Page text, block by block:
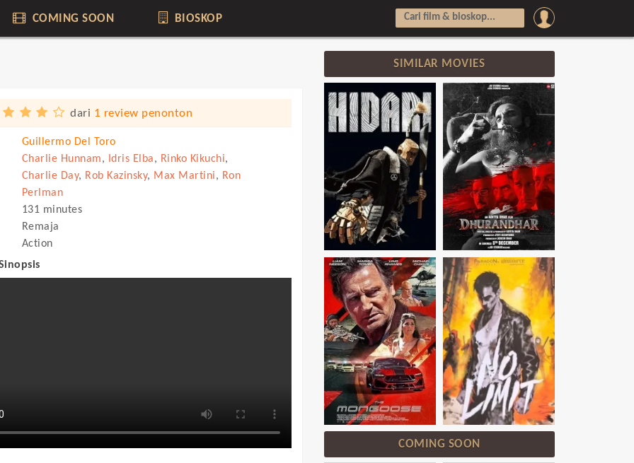
COMING SOON BIOSKOP
dari 1 review penonton
Guillermo Del Toro
Charlie Hunnam, Idris Elba, Rinko Kikuchi,
Charlie Day, Rob Kazinsky, Max Martini, Ron
Perlman
131 minutes
Remaja
Action
SIMILAR MOVIES
COMING SOON